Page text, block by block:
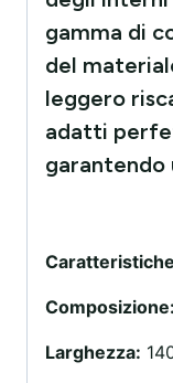
gamma di
del
leggero
adatti
garantendo
Composizione:
Larghezza: